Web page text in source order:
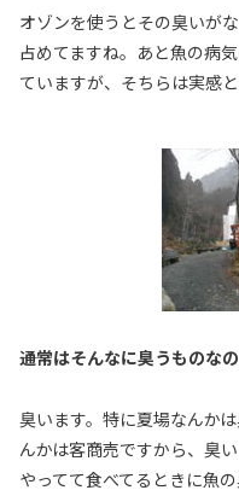
オゾンを使うとその臭いが
占めてますね。あと魚の病
ていますが、そちらは実感
――通常はそんなに臭うものな
臭います。特に夏場なんか
んかは客商売ですから、臭
やってて食べてるときに魚